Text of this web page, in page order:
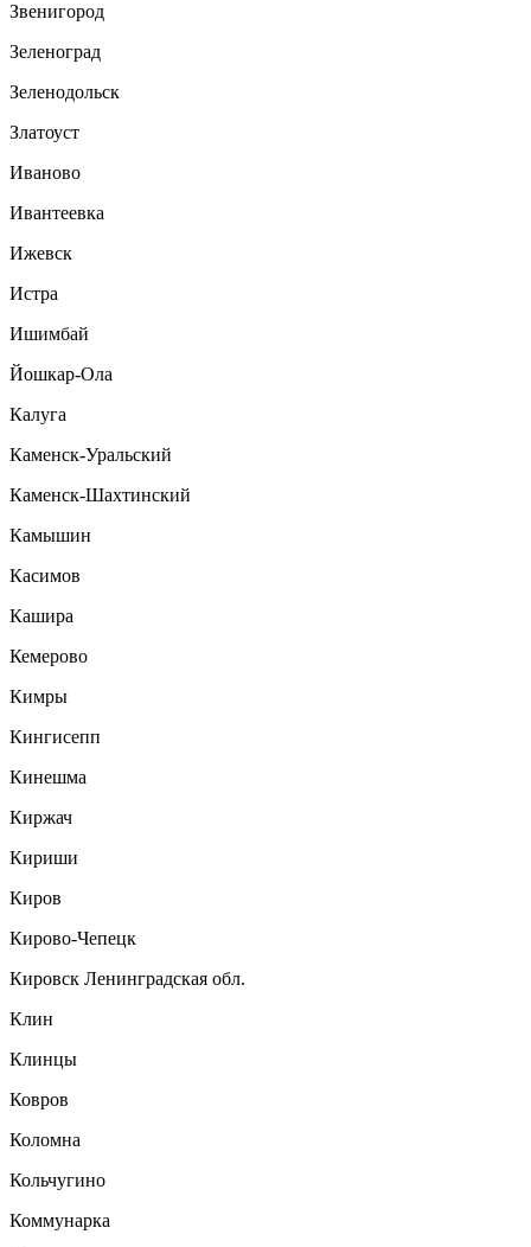
Звенигород
Зеленоград
Зеленодольск
Златоуст
Иваново
Ивантеевка
Ижевск
Истра
Ишимбай
Йошкар-Ола
Калуга
Каменск-Уральский
Каменск-Шахтинский
Камышин
Касимов
Кашира
Кемерово
Кимры
Кингисепп
Кинешма
Киржач
Кириши
Киров
Кирово-Чепецк
Кировск Ленинградская обл.
Клин
Клинцы
Ковров
Коломна
Кольчугино
Коммунарка